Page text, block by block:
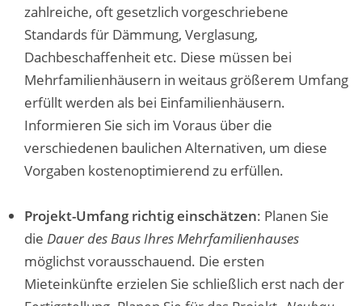
zahlreiche, oft gesetzlich vorgeschriebene
Standards für Dämmung, Verglasung,
Dachbeschaffenheit etc. Diese müssen bei
Mehrfamilienhäusern in weitaus größerem Umfang
erfüllt werden als bei Einfamilienhäusern.
Informieren Sie sich im Voraus über die
verschiedenen baulichen Alternativen, um diese
Vorgaben kostenoptimierend zu erfüllen.
Projekt-Umfang richtig einschätzen: Planen Sie
die Dauer des Baus Ihres Mehrfamilienhauses
möglichst vorausschauend. Die ersten
Mieteinkünfte erzielen Sie schließlich erst nach der